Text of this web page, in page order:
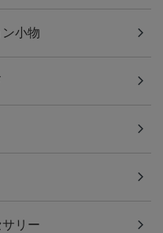
小物
リー